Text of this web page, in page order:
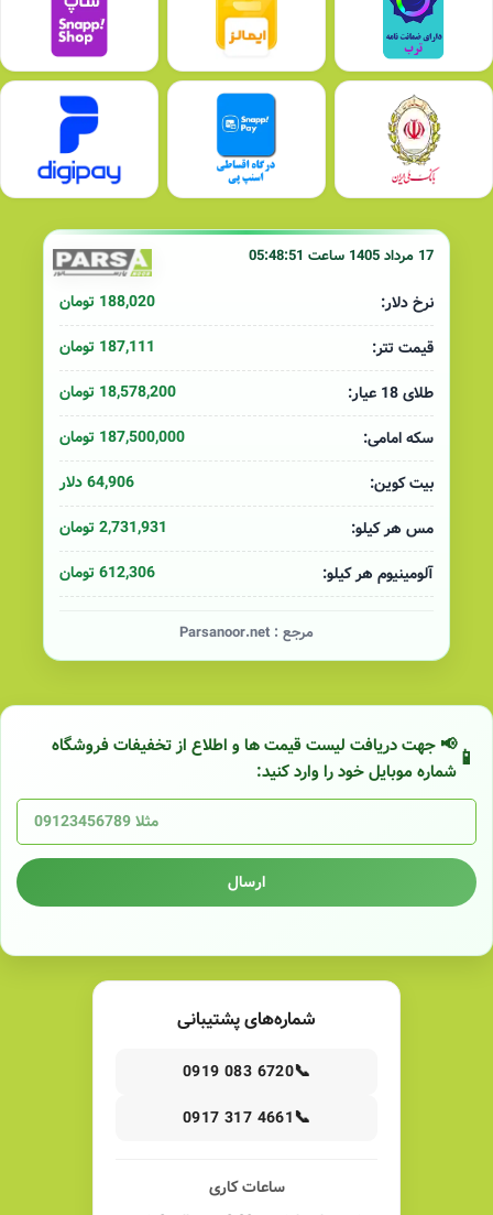
17 مرداد 1405 ساعت 05:48:51
نرخ دلار:
188,020 تومان
قیمت تتر:
187,111 تومان
طلای 18 عیار:
18,578,200 تومان
سکه امامی:
187,500,000 تومان
بیت کوین:
64,906 دلار
مس هر کیلو:
2,731,931 تومان
آلومینیوم هر کیلو:
612,306 تومان
مرجع : Parsanoor.net
📢 جهت دریافت لیست قیمت ها و اطلاع از تخفیفات فروشگاه
شماره موبایل خود را وارد کنید:
ارسال
شماره‌های پشتیبانی
📞
0919 083 6720
📞
0917 317 4661
ساعات کاری